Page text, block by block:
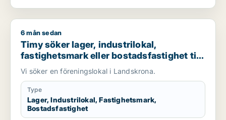
Timy söker lager, industrilokal, fastighetsmark eller
6 mån sedan
Timy söker lager, industrilokal,
fastighetsmark eller bostadsfastighet till
salu i Landskrona
Vi söker en föreningslokal i Landskrona.
Type
Lager, Industrilokal, Fastighetsmark,
Bostadsfastighet